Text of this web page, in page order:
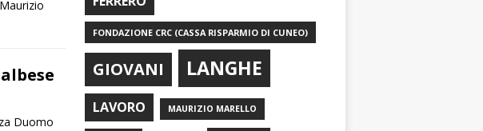
Duomo
FONDAZIONE CRC (CASSA RISPARMIO DI CUNEO)
GIOVANI LANGHE
LAVORO MAURIZIO MARELLO